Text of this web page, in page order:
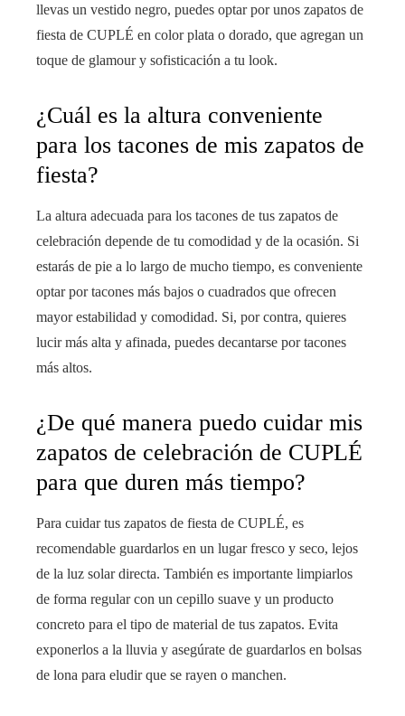
llevas un vestido negro, puedes optar por unos zapatos de
fiesta de CUPLÉ en color plata o dorado, que agregan un
toque de glamour y sofisticación a tu look.
¿Cuál es la altura conveniente
para los tacones de mis zapatos de
fiesta?
La altura adecuada para los tacones de tus zapatos de
celebración depende de tu comodidad y de la ocasión. Si
estarás de pie a lo largo de mucho tiempo, es conveniente
optar por tacones más bajos o cuadrados que ofrecen
mayor estabilidad y comodidad. Si, por contra, quieres
lucir más alta y afinada, puedes decantarse por tacones
más altos.
¿De qué manera puedo cuidar mis
zapatos de celebración de CUPLÉ
para que duren más tiempo?
Para cuidar tus zapatos de fiesta de CUPLÉ, es
recomendable guardarlos en un lugar fresco y seco, lejos
de la luz solar directa. También es importante limpiarlos
de forma regular con un cepillo suave y un producto
concreto para el tipo de material de tus zapatos. Evita
exponerlos a la lluvia y asegúrate de guardarlos en bolsas
de lona para eludir que se rayen o manchen.